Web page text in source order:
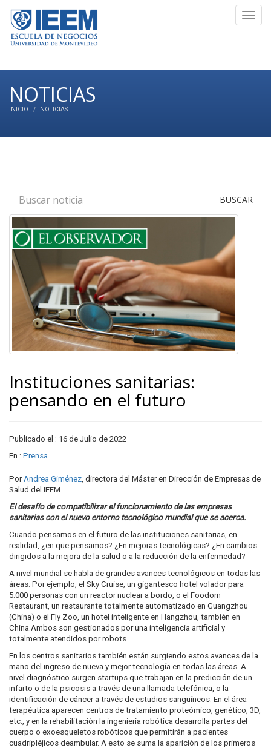
NOTICIAS
INICIO NOTICIAS
BUSCAR
Instituciones sanitarias:
pensando en el futuro
Publicado el : 16 de Julio de 2022
En : Prensa
PorAndrea Giménez, directora del Máster en Dirección de Empresas de
Salud del IEEM
El desafío de compatibilizar el funcionamiento de las empresas
sanitarias con elnuevo entorno tecnológico mundial que se acerca.
Cuando pensamos en el futuro de las instituciones sanitarias, en
realidad, ¿en que pensamos? ¿En mejoras tecnológicas? ¿En cambios
dirigidos a la mejora de la salud o a la reducción de la enfermedad?
A nivel mundial se habla de grandes avances tecnológicos en todas las
áreas. Por ejemplo, el Sky Cruise, un gigantesco hotel volador para
5.000 personas con un reactor nuclear a bordo, o el Foodom
Restaurant, un restaurante totalmente automatizado en Guangzhou
(China) o el Fly Zoo, un hotel inteligente en Hangzhou, también en
China.Ambos son gestionados por una inteligencia artificial y
totalmente atendidos por robots.
En los centros sanitarios también están surgiendo estos avances de la
mano del ingreso de nueva y mejor tecnología en todas las áreas. A
nivel diagnóstico surgen startups que trabajan en la predicción de un
infarto o de la psicosis a través de una llamada telefónica, o la
identificación de cáncer a través de estudios sanguíneos. En el área
terapéutica aparecen centros de tratamiento proteómico, genético, 3D,
etc., y en la rehabilitación la ingeniería robótica desarrolla partes del
cuerpo o exoesqueletos robóticos que permitirán a pacientes
cuadripléjicos deambular. A esto se suma la aparición de los primeros